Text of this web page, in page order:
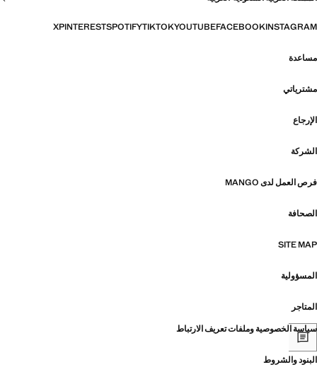
INSTAGRAM
FACEBOOK
YOUTUBE
TIKTOK
SPOTIFY
PINTEREST
X
مساعدة
مشترياتي
الإرجاع
الشركة
فرص العمل لدى MANGO
الصحافة
SITE MAP
المسؤولية
المتاجر
سياسة الخصوصية وملفات تعريف الارتباط
البنود والشروط